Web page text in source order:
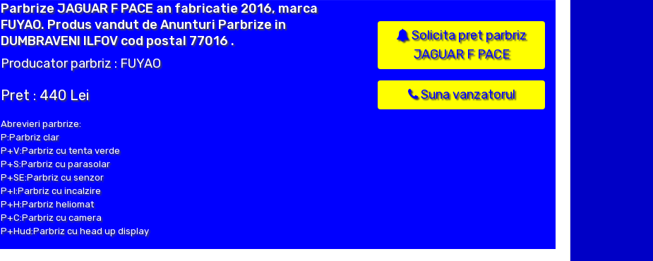
Parbrize JAGUAR F PACE an fabricatie 2016, marca
FUYAO. Produs vandut de Anunturi Parbrize in
DUMBRAVENI ILFOV cod postal 77016 .
Producator parbriz : FUYAO
Pret : 440 Lei
Abrevieri parbrize:
P:Parbriz clar
P+V:Parbriz cu tenta verde
P+S:Parbriz cu parasolar
P+SE:Parbriz cu senzor
P+I:Parbriz cu incalzire
P+H:Parbriz heliomat
P+C:Parbriz cu camera
P+Hud:Parbriz cu head up display
Solicita pret parbriz
JAGUAR F PACE
Suna vanzatorul